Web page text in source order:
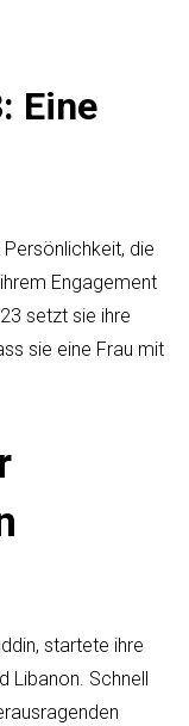
Eine
die
Engagement
setzt sie ihre
sie eine Frau mit
startete ihre
Libanon. Schnell